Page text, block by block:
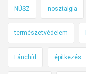
NÚSZ nosztalgia
természetvédelem
Lánchíd építkezés